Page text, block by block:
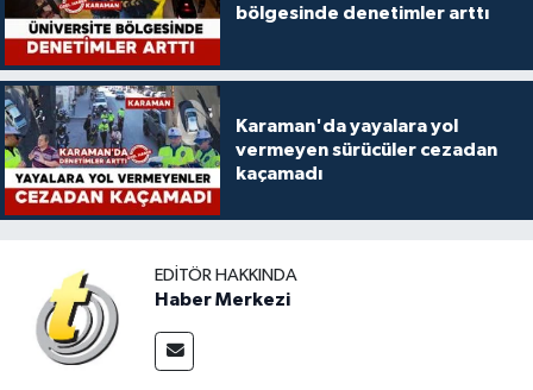
bölgesinde denetimler arttı
Karaman'da yayalara yol
vermeyen sürücüler cezadan
kaçamadı
EDITÖR HAKKINDA
Haber Merkezi